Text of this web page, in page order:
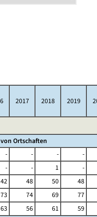
2017 2018 2019
Ortschaften
- - - -
- - 1 -
42 48 50 48
73 74 69 77
63 56 61 59